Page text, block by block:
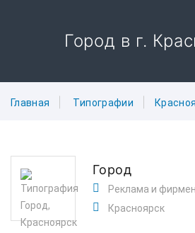
Город в г.
Главная Типографии
Город
Реклама и
Красноярск